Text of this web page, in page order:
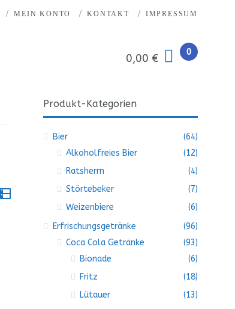
MEIN KONTO KONTAKT IMPRESSUM
0,00 €
0
Rasteransicht
Listenansicht
Produkt-Kategorien
Bier
(64)
Alkoholfreies Bier
(12)
Ratsherrn
(4)
Störtebeker
(7)
Weizenbiere
(6)
Erfrischungsgetränke
(96)
Coca Cola Getränke
(93)
Bionade
(6)
Fritz
(18)
Lütauer
(13)